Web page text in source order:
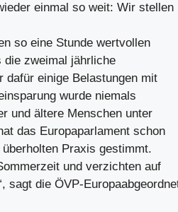
einmal so weit: Wir stellen
so eine Stunde wertvollen
die zweimal jährliche
dafür einige Belastungen mit
wurde niemals
und ältere Menschen unter
das Europaparlament schon
Praxis gestimmt.
und verzichten auf
sagt die ÖVP-